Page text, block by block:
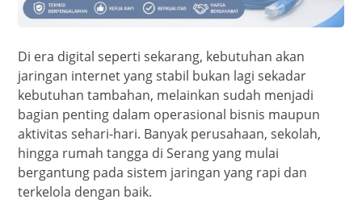
Di era digital seperti sekarang, kebutuhan akan
jaringan internet yang stabil bukan lagi sekadar
kebutuhan tambahan, melainkan sudah menjadi
bagian penting dalam operasional bisnis maupun
aktivitas sehari-hari. Banyak perusahaan, sekolah,
hingga rumah tangga di Serang yang mulai
bergantung pada sistem jaringan yang rapi dan
terkelola dengan baik.